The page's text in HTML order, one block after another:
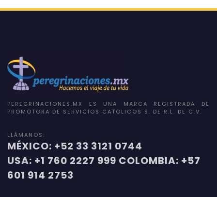
PEREGRINACIONES.MX ES UNA MARCA REGISTRADA DE
PROMOTORA DE SERVICIOS CATOLICOS S. DE R.L. DE C.V.
LLÁMANOS:
MÉXICO: +52 33 3121 0744
USA: +1 760 2227 999 COLOMBIA: +57
601 914 2753